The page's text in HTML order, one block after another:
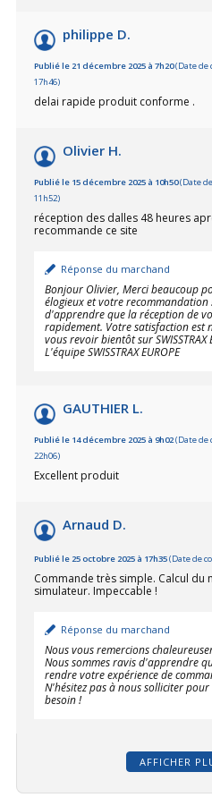
philippe D.
Publié le 21 décembre 2025 à 7h20(Date de
17h46)
delai rapide produit conforme .
Olivier H.
Publié le 15 décembre 2025 à 10h50(Date
11h52)
réception des dalles 48 heures
recommande ce site
Réponse du marchand
Bonjour Olivier, Merci beaucoup
élogieux et votre recommandation
d'apprendre que la réception de
rapidement. Votre satisfaction est
vous revoir bientôt sur SWISSTRAX
L'équipe SWISSTRAX EUROPE
GAUTHIER L.
Publié le 14 décembre 2025 à 9h02(Date de
22h06)
Excellent produit
Arnaud D.
Publié le 25 octobre 2025 à 17h35(Date de
Commande très simple. Calcul
simulateur. Impeccable !
Réponse du marchand
Nous vous remercions
Nous sommes ravis d'apprendre
rendre votre expérience de
N'hésitez pas à nous solliciter
besoin !
AFFICHER